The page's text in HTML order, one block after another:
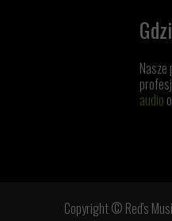
Copyright © Red's
audio